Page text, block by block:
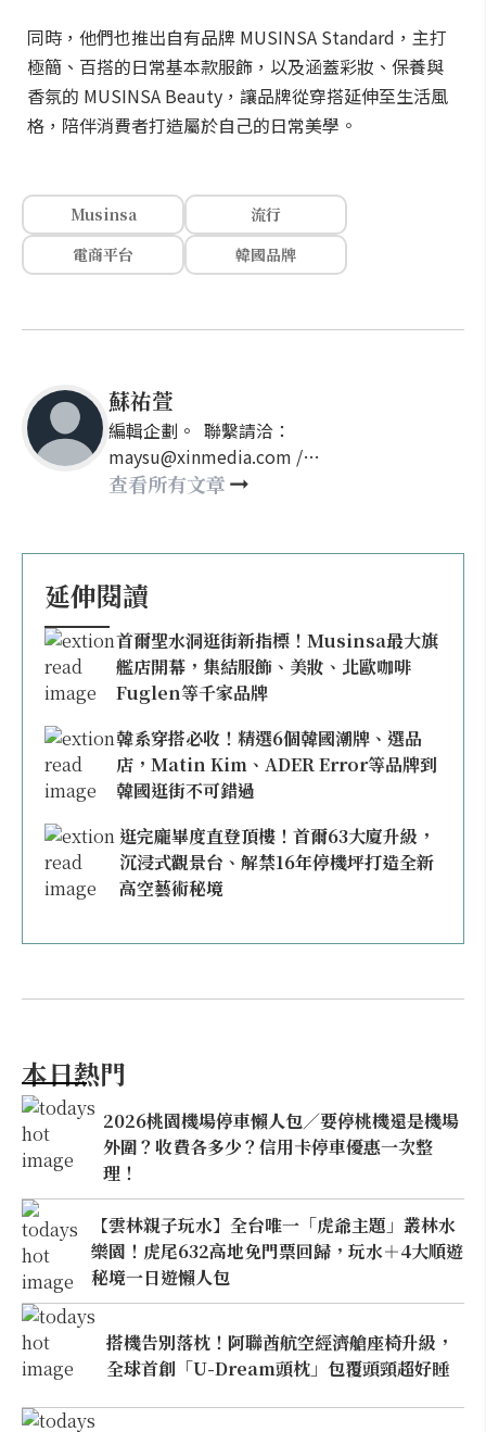
同時，他們也推出自有品牌 MUSINSA Standard，主打
極簡、百搭的日常基本款服飾，以及涵蓋彩妝、保養與
香氛的 MUSINSA Beauty，讓品牌從穿搭延伸至生活風
格，陪伴消費者打造屬於自己的日常美學。
Musinsa
流行
電商平台
韓國品牌
蘇祐萱
編輯企劃。 聯繫請洽：
maysu@xinmedia.com /
may860527@gmail.com
查看所有文章
延伸閱讀
首爾聖水洞逛街新指標！Musinsa最大旗
艦店開幕，集結服飾、美妝、北歐咖啡
Fuglen等千家品牌
韓系穿搭必收！精選6個韓國潮牌、選品
店，Matin Kim、ADER Error等品牌到
韓國逛街不可錯過
逛完龐畢度直登頂樓！首爾63大廈升級，
沉浸式觀景台、解禁16年停機坪打造全新
高空藝術秘境
本日熱門
2026桃園機場停車懶人包／要停桃機還是機場
外圍？收費各多少？信用卡停車優惠一次整
理！
【雲林親子玩水】全台唯一「虎爺主題」叢林水
樂園！虎尾632高地免門票回歸，玩水＋4大順遊
秘境一日遊懶人包
搭機告別落枕！阿聯酋航空經濟艙座椅升級，
全球首創「U-Dream頭枕」包覆頭頸超好睡